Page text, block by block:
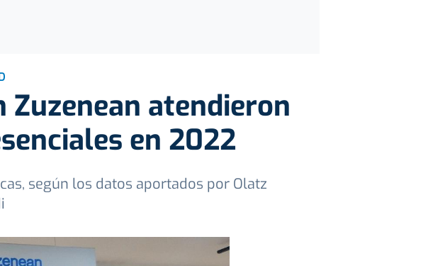
atendieron
en 2022
según los datos aportados por Olatz